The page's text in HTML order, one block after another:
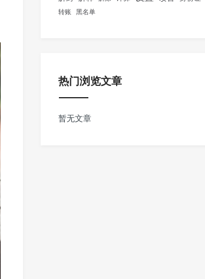
转账 黑名单
热门浏览文章
暂无文章